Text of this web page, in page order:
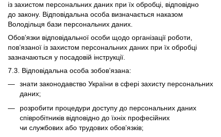
із захистом персональних даних при їх обробці, відповідно
до закону. Відповідальна особа визначається наказом
Володільця бази персональних даних.
Обов’язки відповідальної особи щодо організації роботи,
пов’язаної із захистом персональних даних при їх обробці
зазначаються у посадовій інструкції.
7.3. Відповідальна особа зобов’язана:
знати законодавство України в сфері захисту персональних
даних;
розробити процедури доступу до персональних даних
співробітників відповідно до їхніх професійних
чи службових або трудових обов’язків;